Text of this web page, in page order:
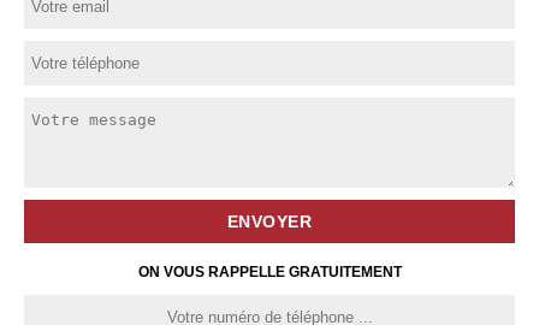
ON VOUS RAPPELLE GRATUITEMENT